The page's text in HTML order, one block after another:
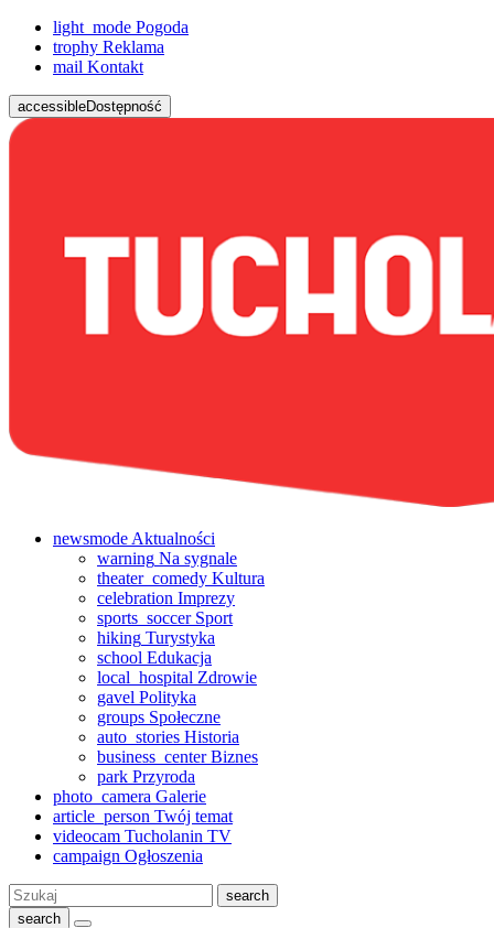
light_mode Pogoda
trophy Reklama
mail Kontakt
accessibleDostępność
newsmode Aktualności
warning Na sygnale
theater_comedy Kultura
celebration Imprezy
sports_soccerSport
hiking Turystyka
school Edukacja
local_hospital Zdrowie
gavel Polityka
groups Społeczne
auto_stories Historia
business_centerBiznes
park Przyroda
photo_camera Galerie
article_person Twój temat
videocam Tucholanin TV
campaign Ogłoszenia
Szukaj:
search
search